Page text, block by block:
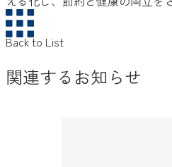
Back to List
関連するお知らせ